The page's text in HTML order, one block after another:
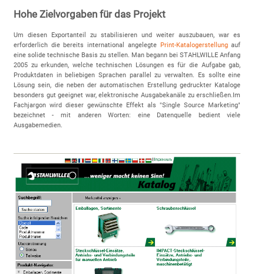
Hohe Zielvorgaben für das Projekt
Um diesen Exportanteil zu stabilisieren und weiter auszubauen, war es
erforderlich die bereits international angelegte Print-Katalogerstellungauf
eine solide technische Basis zu stellen. Man begann bei STAHLWILLE Anfang
2005 zu erkunden, welche technischen Lösungen es für die Aufgabe gab,
Produktdaten in beliebigen Sprachen parallel zu verwalten. Es sollte eine
Lösung sein, die neben der automatischen Erstellung gedruckter Kataloge
besonders gut geeignet war, elektronische Ausgabekanäle zu erschließen.Im
Fachjargon wird dieser gewünschte Effekt als "Single Source Marketing"
bezeichnet - mit anderen Worten: eine Datenquelle bedient viele
Ausgabemedien.